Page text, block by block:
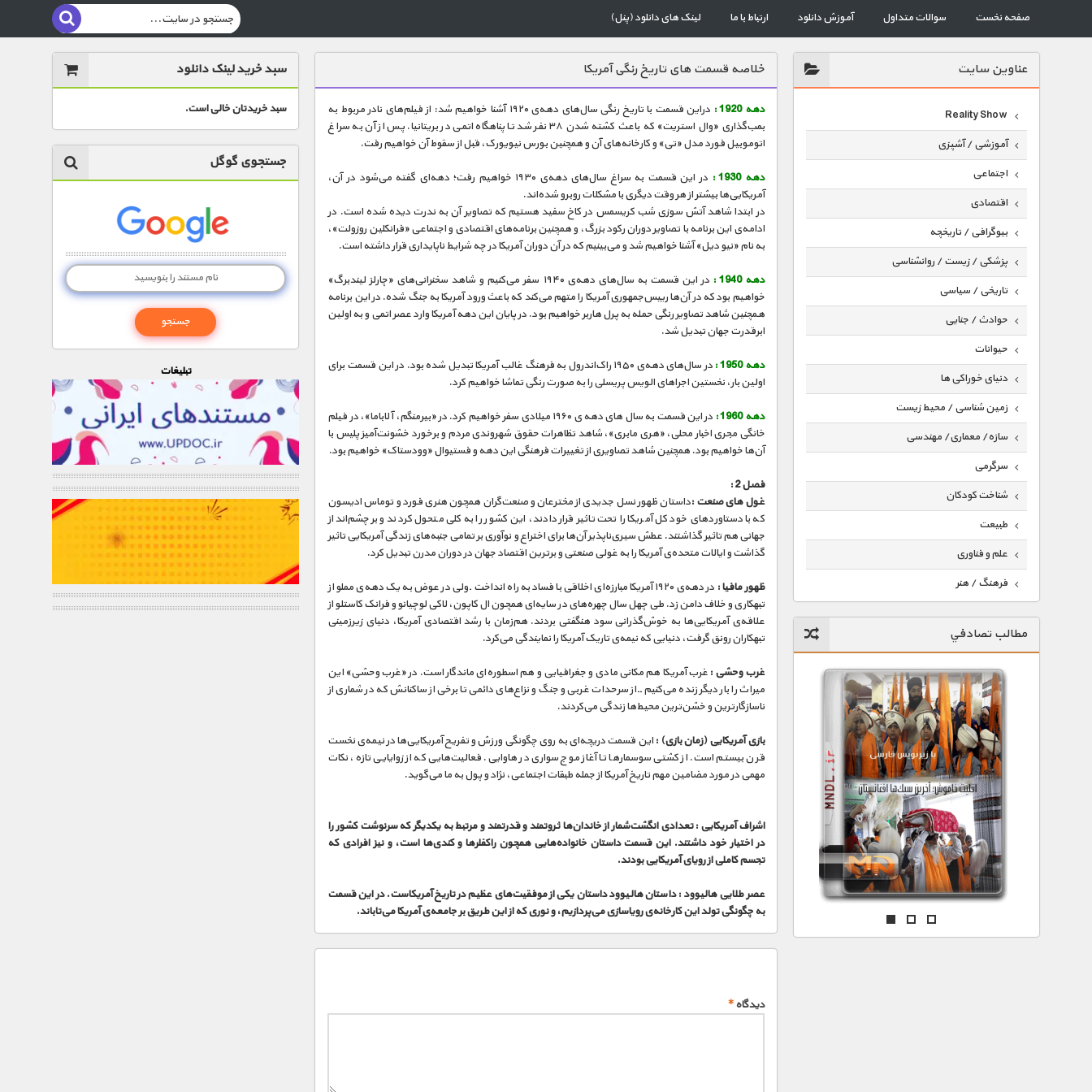
صفحه نخست سوالات متداول آموزش دانلود ارتباط با ما لینک های دانلود (پنل)
عناوين سايت
Reality Show
آموزشی / آشپزی
اجتماعی
اقتصادی
بیوگرافی / تاریخچه
پزشکی / زیست / روانشناسی
تاریخی / سیاسی
حوادث / جنایی
حیوانات
دنیای خوراکی ها
زمین شناسی / محیط زیست
سازه/ معماری/ مهندسی
سرگرمی
شناخت کودکان
طبیعت
علم و فناوری
فرهنگ / هنر
گردشگری
ماورایی
مسابقات / ورزشی
مستند های اختصاصی
مطالب تصادفي
خلاصه قسمت های تاریخ رنگی آمریکا
دهه 1920 :
دراین قسمت با تاریخ رنگی سال‌های دهه‌ی ۱۹۲۰ آشنا خواهیم شد: از فیلم‌های نادر مربوط به
بمب‌گذاری «وال استریت» که باعث کشته شدن ۳۸ نفر شد تا پناهگاه اتمی در بریتانیا. پس از آن به سراغ
اتوموبیل فورد مدل «تی» و کارخانه‌های آن و همچنین بورس نیویورک، قبل از سقوط آن خواهیم رفت.
دهه 1930 :
در این قسمت به سراغ سال‌های دهه‌ی ۱۹۳۰ خواهیم رفت؛ دهه‌ای گفته می‌شود در آن،
آمریکایی‌ها بیشتر از هر وقت دیگری با مشکلات روبرو شده‌اند.
در ابتدا شاهد آتش سوزی شب کریسمس در کاخ سفید هستیم که تصاویر آن به ندرت دیده شده است. در
ادامه‌ی این برنامه با تصاویر دوران رکود بزرگ، و همچنین برنامه‌های اقتصادی و اجتماعی «فرانکلین روزولت»،
به نام «نیو دیل» آشنا خواهیم شد و می‌بینیم که در آن دوران آمریکا در چه شرایط ناپایداری قرار داشته است.
دهه 1940 :
در این قسمت به سال‌های دهه‌ی ۱۹۴۰ سفر می‌کنیم و شاهد سخنرانی‌های «چارلز لیندبرگ»
خواهیم بود که در آن‌ها رییس‌جمهوری آمریکا را متهم می‌کند که باعث ورود آمریکا به جنگ شده. در این برنامه
همچنین شاهد تصاویر رنگی حمله به پرل هاربر خواهیم بود. در پایان این دهه آمریکا وارد عصر اتمی و به اولین
ابرقدرت جهان تبدیل شد.
دهه 1950 :
در سال‌های دهه‌ی ۱۹۵۰ راک‌اند‌رول به فرهنگ غالب آمریکا تبدیل شده بود. در این قسمت برای
اولین بار، نخستین اجراهای الویس پریسلی را به صورت رنگی تماشا خواهیم کرد.
دهه 1960 :
در این قسمت به سال های دهه ی ۱۹۶۰ میلادی سفر خواهیم کرد. در «بیرمنگم، آلاباما»، در فیلم
خانگی مجری اخبار محلی، «هری مابری»، شاهد تظاهرات حقوق شهروندی مردم و برخورد خشونت‌آمیز پلیس با
آن‌ها خواهیم بود. همچنین شاهد تصاویری از تغییرات فرهنگی این دهه و فستیوال «وودستاک» خواهیم بود.
فصل 2 :
غول های صنعت :داستان ظهور نسل جدیدی از مخترعان و صنعت‌گران همچون هنری فورد و توماس ادیسون
که با دستاوردهای خود کل آمریکا را تحت تاثیر قرار دادند، این کشور را به کلی متحول کردند و بر چشم‌انداز
جهانی هم تاثیر گذاشتند. عطش سیری‌ناپذیر آن‌ها برای اختراع و نوآوری بر تمامی جنبه‌های زندگی آمریکایی تاثیر
گذاشت و ایالات متحده‌ی آمریکا را به غولی صنعتی و برترین اقتصاد جهان در دوران مدرن تبدیل کرد.
ظهور مافیا :
در دهه‌ی ۱۹۲۰ آمریکا مبارزه‌ای اخلاقی با فساد به راه انداخت ـ ولی در عوض به یک دهه‌ی مملو از
تبهکاری و خلاف دامن زد. طی چهل سال چهره‌های در سایه‌ای همچون ال کاپون، لاکی لوچیانو و فرانک کاستلو از
علاقه‌ی آمریکایی‌ها به خوش‌گذرانی سود هنگفتی بردند. هم‌زمان با رشد اقتصادی آمریکا، دنیای زیرزمینی
تبهکاران رونق گرفت، دنیایی که نیمه‌ی تاریک آمریکا را نمایندگی می‌کرد.
غرب وحشی : غرب آمریکا هم مکانی مادی و جغرافیایی و هم اسطوره‌ای ماندگار است. در «غرب وحشی» این
میراث را بار دیگر زنده می‌کنیم ــ از سرحدات غربی و جنگ و نزاع‌های دائمی تا برخی از ساکنانش که در شماری از
ناسازگارترین و خشن‌ترین محیط‌ها زندگی می‌کردند.
بازی آمریکایی (زمان بازی) :این قسمت دریچه‌ای به روی چگونگی ورزش و تفریح آمریکایی‌ها در نیمه‌ی نخست
قرن بیستم است. از کشتی سوسمارها تا آغاز موج سواری در هاوایی. فعالیت‌هایی که از زوایایی تازه، نکات
مهمی در مورد مضامین مهم تاریخ آمریکا از جمله طبقات اجتماعی، نژاد و پول به ما می‌گوید.
اشراف آمریکایی :تعدادی انگشت‌شمار از خاندان‌ها ثروتمند و قدرتمند و مرتبط به یکدیگر که سرنوشت کشور را
در اختیار خود داشتند. این قسمت داستان خانواده‌هایی همچون راکفلرها و کندی‌ها است، و نیز افرادی که
تجسم کاملی از رویای آمریکایی بودند.
عصر طلایی هالیوود :داستان هالیوود داستان یکی از موفقیت‌های عظیم در تاریخ آمریکاست. در این قسمت
به چگونگی تولد این کارخانه‌ی رویاسازی می‌پردازیم، و نوری که از این طریق بر جامعه‌ی آمریکا می‌تاباند.
دیدگاه*
سبد خرید لینک دانلود
سبد خریدتان خالی است.
جستجوی گوگل
تبليغات